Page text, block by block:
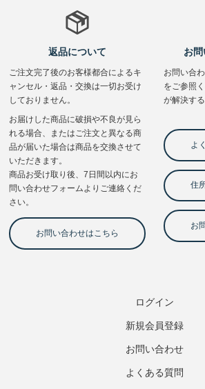
ログイン
新規会員登録
お問い合わせ
よくある質問